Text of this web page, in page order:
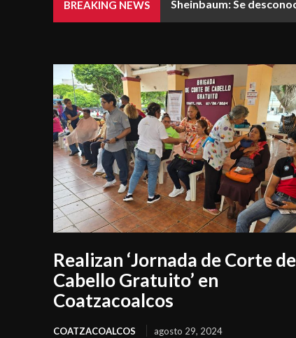
BREAKING NEWS Sheinbaum: Se
Papa León XIV
Realizan ‘Jornada de Corte de
Cabello Gratuito’ en
Coatzacoalcos
COATZACOALCOS agosto 29, 2024